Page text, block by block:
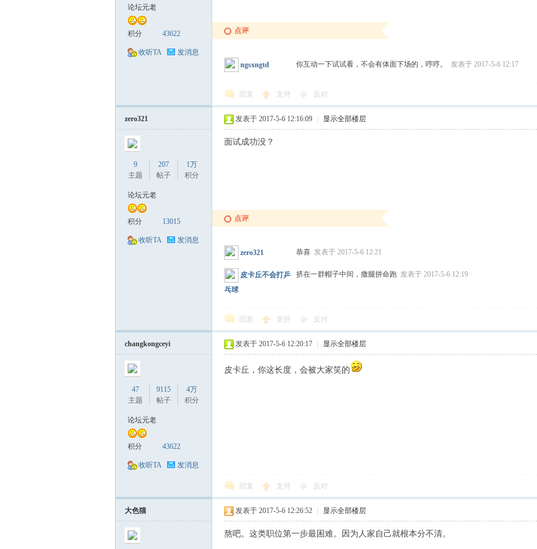
论坛元老
积分 43622
收听TA 发消息
点评
ngsxngtd 你互动一下试试看，不会有体面下场的，哼哼。 发表于 2017-5-6 12:17
回复 支持 反对
zero321
9
主题
207
帖子
1万
积分
论坛元老
积分 13015
收听TA 发消息
发表于 2017-5-6 12:16:09 显示全部楼层
面试成功没？
点评
zero321 恭喜 发表于 2017-5-6 12:21
皮卡丘不会打乒
乓球
挤在一群帽子中间，撒腿拼命跑 发表于 2017-5-6 12:19
回复 支持 反对
changkongceyi
47
主题
9115
帖子
4万
积分
论坛元老
积分 43622
收听TA 发消息
发表于 2017-5-6 12:20:17 显示全部楼层
皮卡丘，你这长度，会被大家笑的
回复 支持 反对
大色猫 发表于 2017-5-6 12:26:52 显示全部楼层
熬吧。这类职位第一步最困难。因为人家自己就根本分不清。